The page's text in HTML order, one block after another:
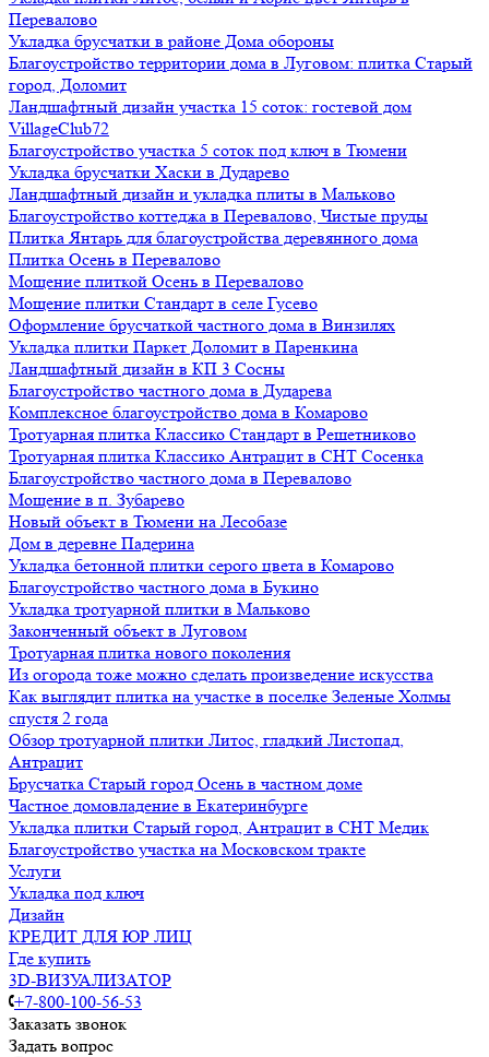
Перевалово
Укладка брусчатки в районе Дома обороны
Благоустройство территории дома в Луговом: плитка Старый
город, Доломит
Ландшафтный дизайн участка 15 соток: гостевой дом
VillageClub72
Благоустройство участка 5 соток под ключ в Тюмени
Укладка брусчатки Хаски в Дударево
Ландшафтный дизайн и укладка плиты в Мальково
Благоустройство коттеджа в Перевалово, Чистые пруды
Плитка Янтарь для благоустройства деревянного дома
Плитка Осень в Перевалово
Мощение плиткой Осень в Перевалово
Мощение плитки Стандарт в селе Гусево
Оформление брусчаткой частного дома в Винзилях
Укладка плитки Паркет Доломит в Паренкина
Ландшафтный дизайн в КП 3 Сосны
Благоустройство частного дома в Дударева
Комплексное благоустройство дома в Комарово
Тротуарная плитка Классико Стандарт в Решетниково
Тротуарная плитка Классико Антрацит в СНТ Сосенка
Благоустройство частного дома в Перевалово
Мощение в п. Зубарево
Новый объект в Тюмени на Лесобазе
Дом в деревне Падерина
Укладка бетонной плитки серого цвета в Комарово
Благоустройство частного дома в Букино
Укладка тротуарной плитки в Мальково
Законченный объект в Луговом
Тротуарная плитка нового поколения
Из огорода тоже можно сделать произведение искусства
Как выглядит плитка на участке в поселке Зеленые Холмы
спустя 2 года
Обзор тротуарной плитки Литос, гладкий Листопад,
Антрацит
Брусчатка Старый город Осень в частном доме
Частное домовладение в Екатеринбурге
Укладка плитки Старый город, Антрацит в СНТ Медик
Благоустройство участка на Московском тракте
Услуги
Укладка под ключ
Дизайн
КРЕДИТ ДЛЯ ЮР ЛИЦ
Где купить
3D-ВИЗУАЛИЗАТОР
+7-800-100-56-53
Заказать звонок
Задать вопрос